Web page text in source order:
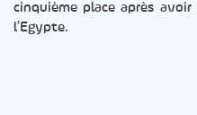
cinquième place après
l’Egypte.